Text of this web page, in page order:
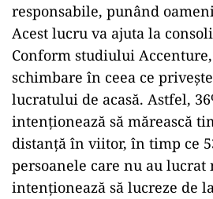
responsabile, punând
Acest lucru va ajuta la
Conform studiului
schimbare în ceea ce
lucratului de acasă. Astfel,
intenționează să mărească
distanță în viitor, în timp ce
persoanele care nu au lucrat
intenționează să lucreze de